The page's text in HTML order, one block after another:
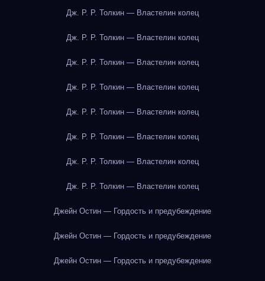
Дж. Р. Р. Толкин — Властелин колец
Дж. Р. Р. Толкин — Властелин колец
Дж. Р. Р. Толкин — Властелин колец
Дж. Р. Р. Толкин — Властелин колец
Дж. Р. Р. Толкин — Властелин колец
Дж. Р. Р. Толкин — Властелин колец
Дж. Р. Р. Толкин — Властелин колец
Дж. Р. Р. Толкин — Властелин колец
Джейн Остин — Гордость и предубеждение
Джейн Остин — Гордость и предубеждение
Джейн Остин — Гордость и предубеждение